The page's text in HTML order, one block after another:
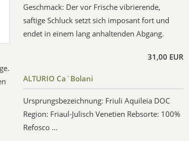
Geschmack: Der vor Frische vibrierende,
saftige Schluck setzt sich imposant fort und
endet in einem lang anhaltenden Abgang.
31,00 EUR
ALTURIO Ca`Bolani
Ursprungsbezeichnung: Friuli Aquileia DOC
Region: Friaul-Julisch Venetien Rebsorte: 100%
Refosco ...